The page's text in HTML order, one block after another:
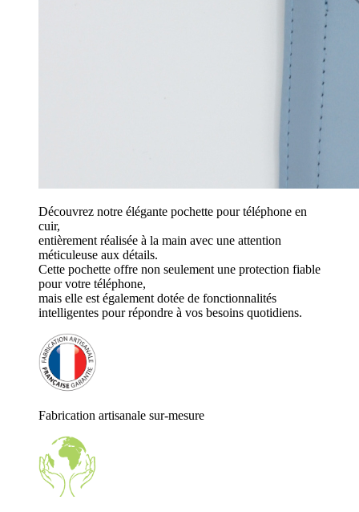
Découvrez notre élégante pochette pour téléphone en
cuir,
entièrement réalisée à la main avec une attention
méticuleuse aux détails.
Cette pochette offre non seulement une protection fiable
pour votre téléphone,
mais elle est également dotée de fonctionnalités
intelligentes pour répondre à vos besoins quotidiens.
Fabrication artisanale sur-mesure